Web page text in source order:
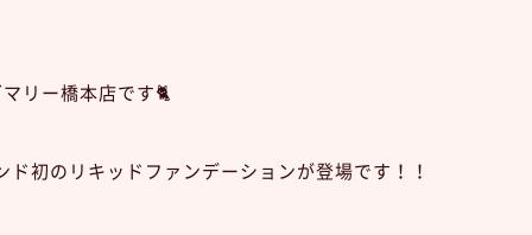
リー橋本店です🐈
ド初のリキッドファンデーションが登場です！！